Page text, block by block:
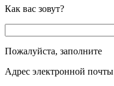
Как вас зовут?
Пожалуйста, заполните
Адрес электронной почты